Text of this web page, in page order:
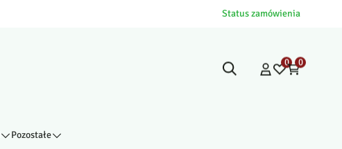
Status zamówienia
0 0
Pozostałe